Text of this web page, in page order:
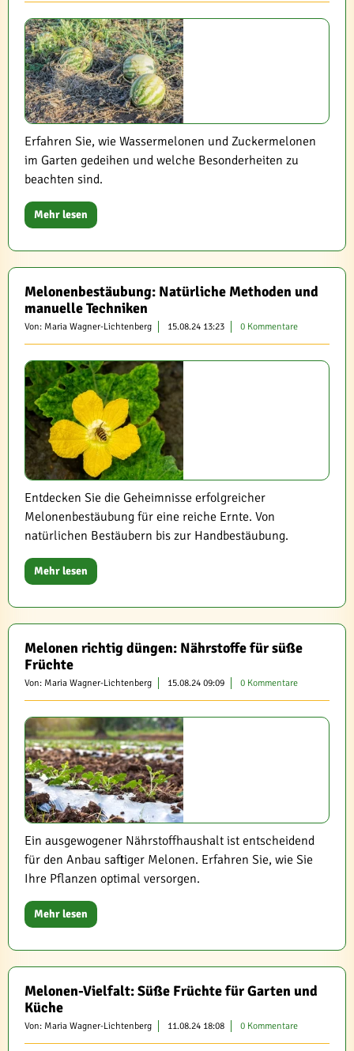
Erfahren Sie, wie Wassermelonen und Zuckermelonen
im Garten gedeihen und welche Besonderheiten zu
beachten sind.
Mehr lesen
Melonenbestäubung: Natürliche Methoden und
manuelle Techniken
Von: Maria Wagner-Lichtenberg 15.08.24 13:23 0 Kommentare
Entdecken Sie die Geheimnisse erfolgreicher
Melonenbestäubung für eine reiche Ernte. Von
natürlichen Bestäubern bis zur Handbestäubung.
Mehr lesen
Melonen richtig düngen: Nährstoffe für süße
Früchte
Von: Maria Wagner-Lichtenberg 15.08.24 09:09 0 Kommentare
Ein ausgewogener Nährstoffhaushalt ist entscheidend
für den Anbau saftiger Melonen. Erfahren Sie, wie Sie
Ihre Pflanzen optimal versorgen.
Mehr lesen
Melonen-Vielfalt: Süße Früchte für Garten und
Küche
Von: Maria Wagner-Lichtenberg 11.08.24 18:08 0 Kommentare